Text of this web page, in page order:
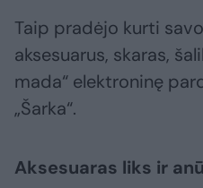
Taip pradėjo kurti
aksesuarus, skaras,
mada“ elektroninę
„Šarka“.
Aksesuaras liks ir